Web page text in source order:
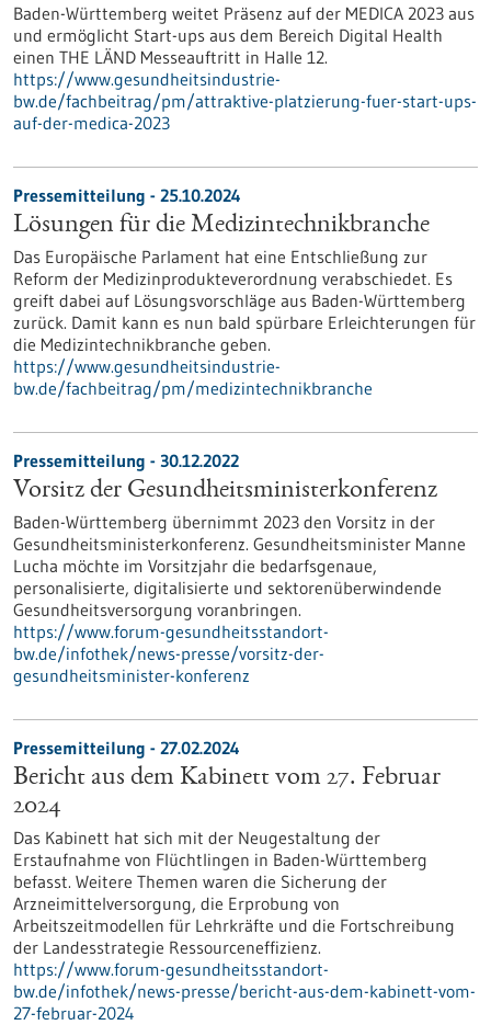
Baden-Württemberg weitet Präsenz auf der MEDICA 2023 aus
und ermöglicht Start-ups aus dem Bereich Digital Health
einen THE LÄND Messeauftritt in Halle 12.
https://www.gesundheitsindustrie-
bw.de/fachbeitrag/pm/attraktive-platzierung-fuer-start-ups-
auf-der-medica-2023
Pressemitteilung - 25.10.2024
Lösungen für die Medizintechnikbranche
Das Europäische Parlament hat eine Entschließung zur
Reform der Medizinprodukteverordnung verabschiedet. Es
greift dabei auf Lösungsvorschläge aus Baden-Württemberg
zurück. Damit kann es nun bald spürbare Erleichterungen für
die Medizintechnikbranche geben.
https://www.gesundheitsindustrie-
bw.de/fachbeitrag/pm/medizintechnikbranche
Pressemitteilung - 30.12.2022
Vorsitz der Gesundheitsminister­konferenz
Baden-Württemberg übernimmt 2023 den Vorsitz in der
Gesundheitsministerkonferenz. Gesundheitsminister Manne
Lucha möchte im Vorsitzjahr die bedarfsgenaue,
personalisierte, digitalisierte und sektorenüberwindende
Gesundheitsversorgung voranbringen.
https://www.forum-gesundheitsstandort-
bw.de/infothek/news-presse/vorsitz-der-
gesundheitsminister-konferenz
Pressemitteilung - 27.02.2024
Bericht aus dem Kabinett vom 27. Februar
2024
Das Kabinett hat sich mit der Neugestaltung der
Erstaufnahme von Flüchtlingen in Baden-Württemberg
befasst. Weitere Themen waren die Sicherung der
Arzneimittelversorgung, die Erprobung von
Arbeitszeitmodellen für Lehrkräfte und die Fortschreibung
der Landesstrategie Ressourceneffizienz.
https://www.forum-gesundheitsstandort-
bw.de/infothek/news-presse/bericht-aus-dem-kabinett-vom-
27-februar-2024